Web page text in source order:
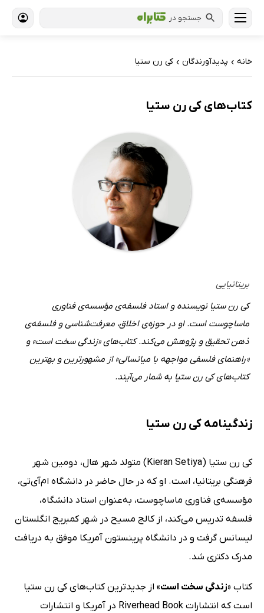
جستجو در
خانه › پدیدآورندگان › کی رن ستیا
کتاب‌های کی رن ستیا
بریتانیایی
کی رن ستیا نویسنده و استاد فلسفه‌ی مؤسسه‌ی فناوری
ماساچوست است. او در حوزه‌ی اخلاق، معرفت‌شناسی و فلسفه‌ی
ذهن تحقیق و پژوهش می‌کند. کتاب‌های «زندگی سخت است» و
«راهنمای فلسفی مواجهه با میانسالی» از مشهورترین و بهترین
کتاب‌های کی رن ستیا به‌ شمار می‌آیند.
زندگینامه کی رن ستیا
کی رن ستیا (Kieran Setiya) متولد شهر هال، دومین شهر
فرهنگی بریتانیا، است. او که در حال حاضر در دانشگاه ام‌آی‌تی،
مؤسسه‌ی فناوری ماساچوست، به‌عنوان استاد دانشگاه،
فلسفه تدریس می‌کند، از کالج مسیح در شهر کمبریج انگلستان
لیسانس گرفت و در دانشگاه پرینستون آمریکا موفق به دریافت
مدرک دکتری شد.
کتاب «زندگی سخت است» از جدیدترین کتاب‌های کی رن ستیا
است که انتشارات Riverhead Book در آمریکا و انتشارات